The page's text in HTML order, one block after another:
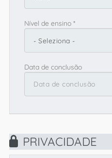
Nível de ensino *
Data de conclusão
PRIVACIDADE